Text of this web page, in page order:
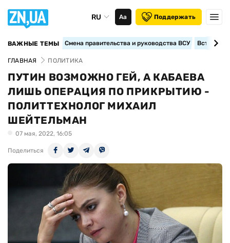
RU Аа Поддержать
ВАЖНЫЕ ТЕМЫ Смена правительства и руководства ВСУ
ГЛАВНАЯ ПОЛИТИКА
ПУТИН ВОЗМОЖНО ГЕЙ, А КАБАЕВА
ЛИШЬ ОПЕРАЦИЯ ПО ПРИКРЫТИЮ -
ПОЛИТТЕХНОЛОГ МИХАИЛ
ШЕЙТЕЛЬМАН
07 мая, 2022, 16:05
Поделиться